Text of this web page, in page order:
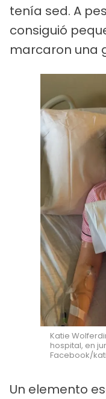
tenía sed. A
consiguió
marcaron una
Katie
hospital, en
Facebook/
Un elemento